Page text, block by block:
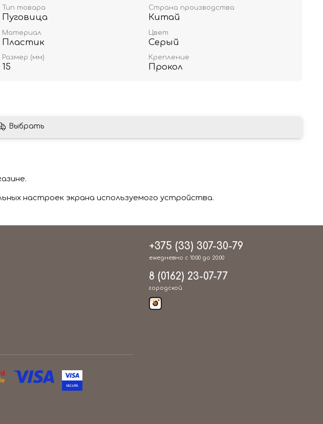
Тип товара
Пуговица
Страна производства
Китай
Материал
Пластик
Цвет
Серый
Размер (мм)
15
Крепление
Прокол
Выбрать
настроек экрана используемого устройства.
+375 (33) 307-30-79
ежедневно с 10:00 до 20:00
8 (0162) 23-07-77
городской